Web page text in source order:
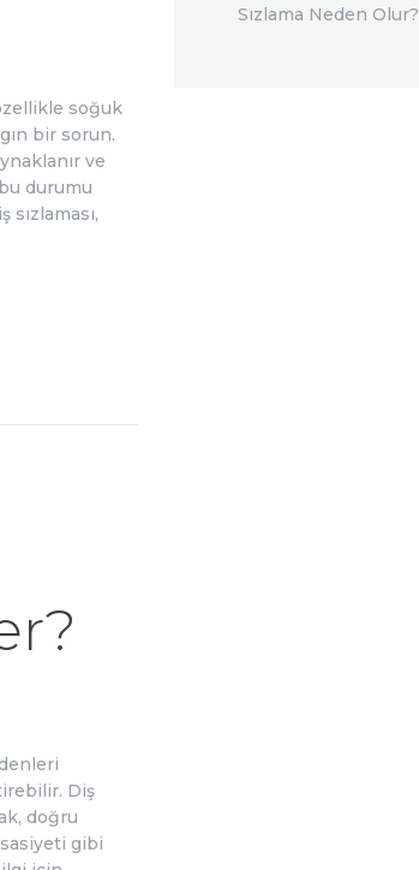
soğuk
bir sorun.
ve
durumu
Diş
doğru
gibi
Sızlama Neden Olur?